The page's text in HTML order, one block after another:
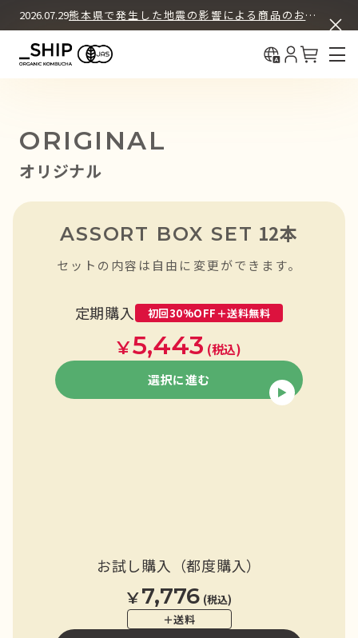
2026.07.29 熊本県で発生した地震の影響による商品のお届けについて
12本セット
お試し購入（都度購入）
ORIGINAL
オリジナル
YUZU HEADS
HOP BREEZE
What's KOMBUCHA
How We Brew
COLUMN
BUY & DRINK
中国（简体
中國（繁體
ORIGINAL
オリジナル
ASSORT BOX SET 12本
セットの内容は自由に変更ができます。
定期購入 初回30%OFF＋送料無料
¥5,443 (税込)
選択に進む
お試し購入（都度購入）
¥ 7,776 (税込)
＋送料